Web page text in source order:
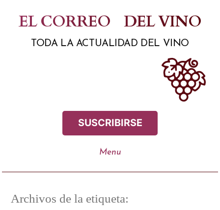
contenido
EL CORREO DEL VINO
TODA LA ACTUALIDAD DEL VINO
SUSCRIBIRSE
Archivos de la etiqueta: